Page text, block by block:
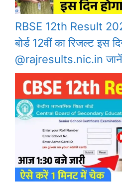
RBSE 12th Result
बोर्ड 12वीं का रिजल्ट इस
@rajresults.nic.in जानें